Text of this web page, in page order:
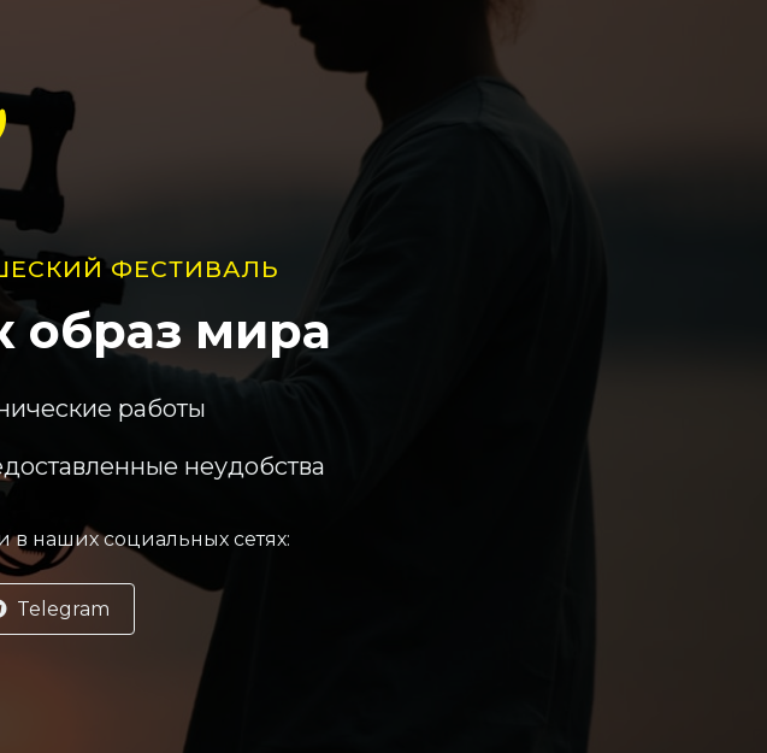
ФЕСТИВАЛЬ
образ мира
работы
неудобства
наших социальных сетях:
Telegram